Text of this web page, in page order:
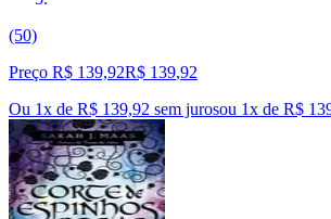
(50)
Preço R$ 139,92R$ 139,92
Ou 1x de R$ 139,92 sem jurosou 1x de R$